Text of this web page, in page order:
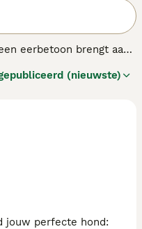
eerbetoon brengt aan
en zilver. Hij is
(nieuwste)
jouw perfecte hond: